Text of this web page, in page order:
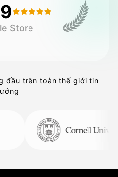
Store
đầu trên toàn thế giới tin